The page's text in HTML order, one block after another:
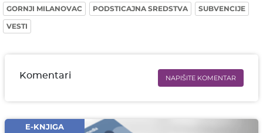
GORNJI MILANOVAC PODSTICAJNA SREDSTVA
SUBVENCIJE
VESTI
Komentari NAPIŠITE KOMENTAR
Email* obavezno
E-KNJIGA